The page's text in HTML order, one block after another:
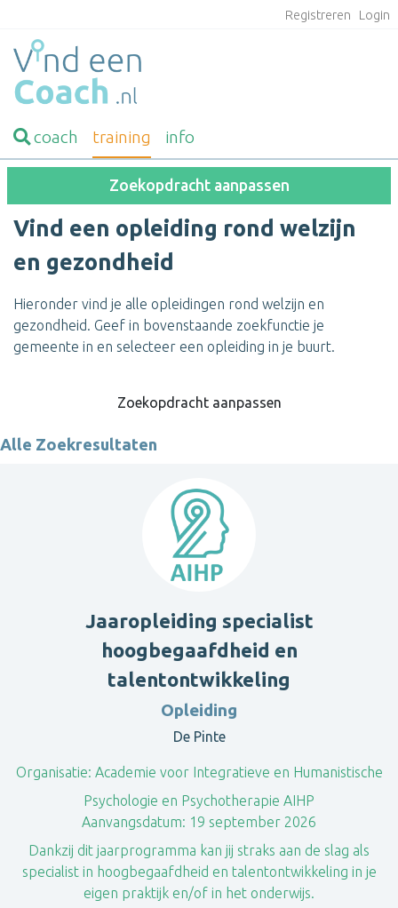
Registreren Login
coach training info
Zoekopdracht aanpassen
Vind een opleiding rond welzijn
en gezondheid
Hieronder vind je alle opleidingen rond welzijn en
gezondheid. Geef in bovenstaande zoekfunctie je
gemeente in en selecteer een opleiding in je buurt.
Zoekopdracht aanpassen
Alle Zoekresultaten
Jaaropleiding specialist
hoogbegaafdheid en
talentontwikkeling
Opleiding
De Pinte
Organisatie: Academie voor Integratieve en Humanistische
Psychologie en Psychotherapie AIHP
Aanvangsdatum: 19 september 2026
Dankzij dit jaarprogramma kan jij straks aan de slag als
specialist in hoogbegaafdheid en talentontwikkeling in je
eigen praktijk en/of in het onderwijs.